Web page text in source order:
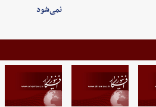
نمی‌شود